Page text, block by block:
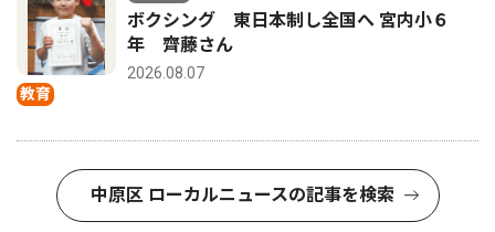
教育
ボクシング 東日本制し全国へ 宮内小６
年 齊藤さん
2026.08.07
中原区 ローカルニュースの記事を検索